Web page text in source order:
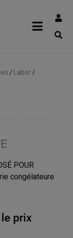
/ Labor /
POUR
congélateure
prix